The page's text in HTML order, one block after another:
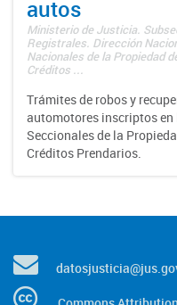
autos
Ministerio de Justicia.
Registrales. Dirección
Nacionales de la Propiedad
Créditos ...
Trámites de robos y
automotores inscriptos en
Seccionales de la
Créditos Prendarios.